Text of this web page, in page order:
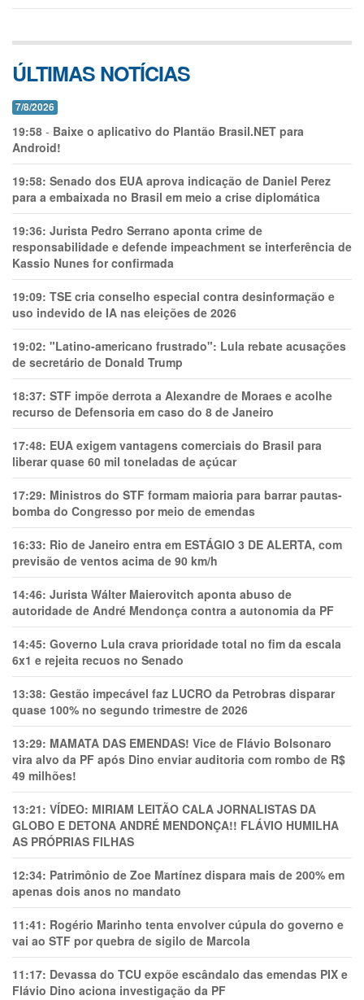
ÚLTIMAS NOTÍCIAS
7/8/2026
19:58 - Baixe o aplicativo do Plantão Brasil.NET para
Android!
19:58: Senado dos EUA aprova indicação de Daniel Perez
para a embaixada no Brasil em meio a crise diplomática
19:36: Jurista Pedro Serrano aponta crime de
responsabilidade e defende impeachment se interferência de
Kassio Nunes for confirmada
19:09: TSE cria conselho especial contra desinformação e
uso indevido de IA nas eleições de 2026
19:02: "Latino-americano frustrado": Lula rebate acusações
de secretário de Donald Trump
18:37: STF impõe derrota a Alexandre de Moraes e acolhe
recurso de Defensoria em caso do 8 de Janeiro
17:48: EUA exigem vantagens comerciais do Brasil para
liberar quase 60 mil toneladas de açúcar
17:29: Ministros do STF formam maioria para barrar pautas-
bomba do Congresso por meio de emendas
16:33: Rio de Janeiro entra em ESTÁGIO 3 DE ALERTA, com
previsão de ventos acima de 90 km/h
14:46: Jurista Wálter Maierovitch aponta abuso de
autoridade de André Mendonça contra a autonomia da PF
14:45: Governo Lula crava prioridade total no fim da escala
6x1 e rejeita recuos no Senado
13:38: Gestão impecável faz LUCRO da Petrobras disparar
quase 100% no segundo trimestre de 2026
13:29: MAMATA DAS EMENDAS! Vice de Flávio Bolsonaro
vira alvo da PF após Dino enviar auditoria com rombo de R$
49 milhões!
13:21: VÍDEO: MIRIAM LEITÃO CALA JORNALISTAS DA
GLOBO E DETONA ANDRÉ MENDONÇA!! FLÁVIO HUMILHA
AS PRÓPRIAS FILHAS
12:34: Patrimônio de Zoe Martínez dispara mais de 200% em
apenas dois anos no mandato
11:41: Rogério Marinho tenta envolver cúpula do governo e
vai ao STF por quebra de sigilo de Marcola
11:17: Devassa do TCU expõe escândalo das emendas PIX e
Flávio Dino aciona investigação da PF